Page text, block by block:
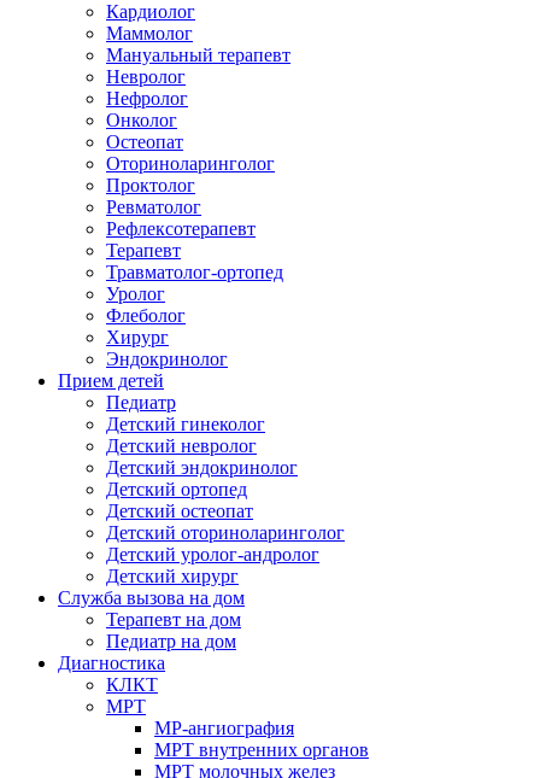
Кардиолог
Маммолог
Мануальный терапевт
Невролог
Нефролог
Онколог
Остеопат
Оториноларинголог
Проктолог
Ревматолог
Рефлексотерапевт
Терапевт
Травматолог-ортопед
Уролог
Флеболог
Хирург
Эндокринолог
Прием детей
Педиатр
Детский гинеколог
Детский невролог
Детский эндокринолог
Детский ортопед
Детский остеопат
Детский оториноларинголог
Детский уролог-андролог
Детский хирург
Служба вызова на дом
Терапевт на дом
Педиатр на дом
Диагностика
КЛКТ
МРТ
МР-ангиография
МРТ внутренних органов
МРТ молочных желез